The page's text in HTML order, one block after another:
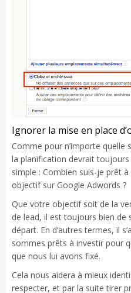
Ignorer la mise en place
Comme pour n’importe quelle
la planification devrait
simple : Combien suis-je prêt
objectif sur Google Adwords ?
Que votre objectif soit de la
de lead, il est toujours bien de
départ. En d’autres termes, il
sommes prêts à investir pour
que nous lui avons fixé.
Cela nous aidera à mieux
respecter, et par la suite tirer